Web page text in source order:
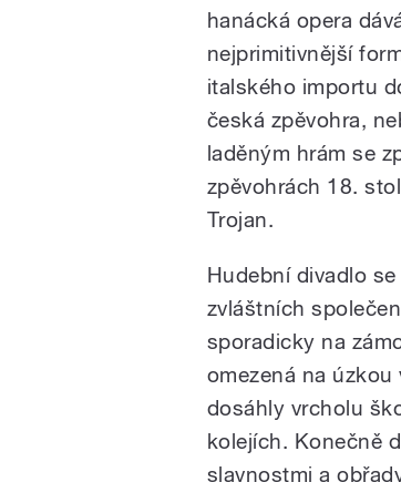
hanácká opera
nejprimitivnější
italského importu
česká zpěvohra,
laděným hrám se
zpěvohrách 18.
Trojan.
Hudební divadlo
zvláštních
sporadicky na
omezená na
dosáhly vrcholu
kolejích. Konečně
slavnostmi a